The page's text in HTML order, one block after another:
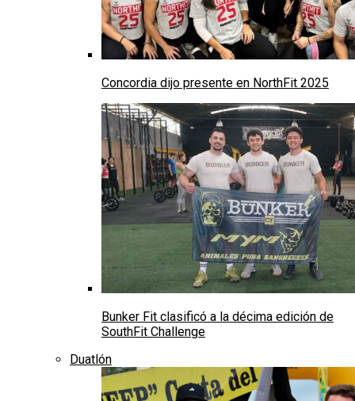
Concordia dijo presente en NorthFit 2025
Bunker Fit clasificó a la décima edición de
SouthFit Challenge
Duatlón